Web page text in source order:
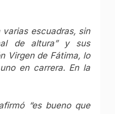
escuadras, sin
de altura” y sus
Virgen de Fátima, lo
en carrera. En la
“es bueno que